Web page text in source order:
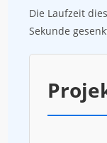
Die Laufzeit
Sekunde